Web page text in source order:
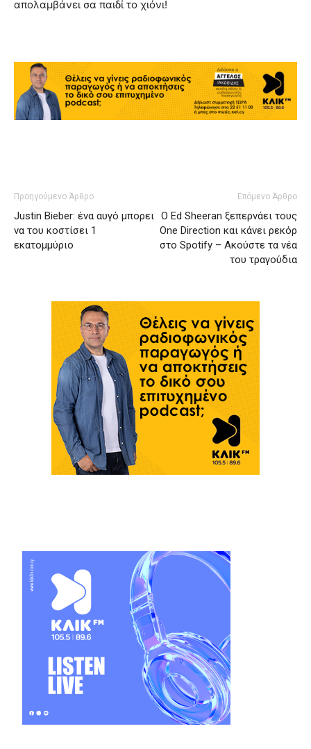
απολαμβάνει σα παιδί το χιόνι!
Προηγούμενο Άρθρο
Justin Bieber: ένα αυγό μπορει
να του κοστίσει 1
εκατομμύριο
Επόμενο Άρθρο
Ο Ed Sheeran ξεπερνάει τους
One Direction και κάνει ρεκόρ
στο Spotify – Ακούστε τα νέα
του τραγούδια